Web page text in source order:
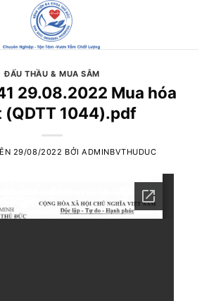
ĐẤU THẦU & MUA SẮM
29.08.2022 Mua hóa
(QDTT 1044).pdf
29/08/2022 BỞIADMINBVTHUDUC